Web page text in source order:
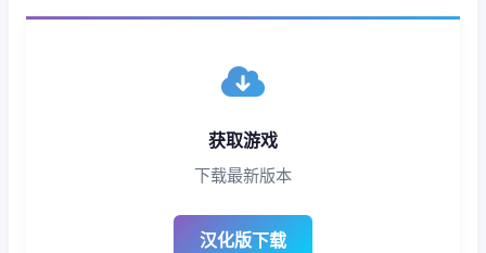
获取游戏
下载最新版本
汉化版下载